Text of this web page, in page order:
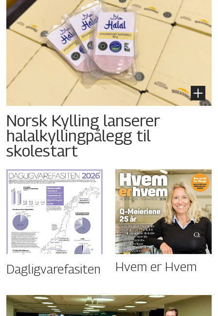
Norsk Kylling lanserer
halalkyllingpålegg til
skolestart
Dagligvarefasiten Hvem er Hvem